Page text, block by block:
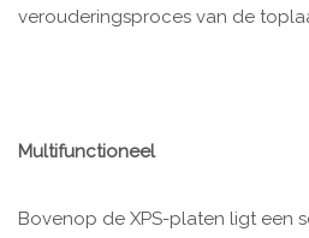
verouderingsproces van de
Multifunctioneel
Bovenop de XPS-platen ligt een